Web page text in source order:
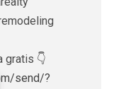
gratis 👇
send/?